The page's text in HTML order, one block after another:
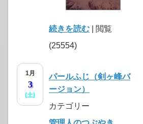
続きを読む | 閲覧
(25554)
1月
3
(土)
パールふじ（剣ヶ峰バ
ージョン）
カテゴリー